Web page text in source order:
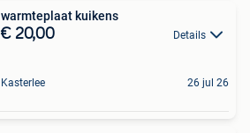
warmteplaat kuikens
€ 20,00 Details
Kasterlee 26 jul 26